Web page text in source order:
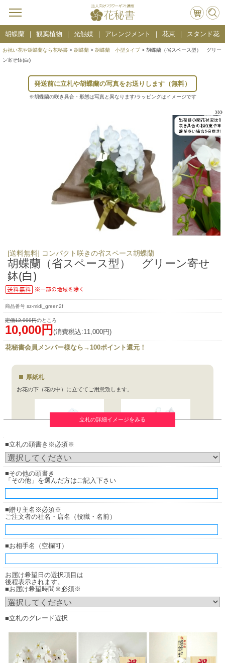
胡蝶蘭 観葉植物 光触媒 アレンジメント 花束 スタンド花
お祝い花や胡蝶蘭なら花秘書 > 胡蝶蘭 > 胡蝶蘭 小型タイプ> 胡蝶蘭（省スペース型） グリー
ン寄せ鉢(白)
発送前に立札や胡蝶蘭の写真をお送りします（無料）
※胡蝶蘭の咲き具合・形態は写真と異なります/ラッピングはイメージです
[送料無料] コンパクト咲きの省スペース胡蝶蘭
胡蝶蘭（省スペース型） グリーン寄せ
鉢(白)
sz-midi_green2f
定価12,000円のところ
10,000円 (消費税込:11,000円)
花秘書会員メンバー様なら→100ポイント還元！
厚紙札
お花の下（花の中）に立ててご用意致します。
（正面からみたイメージ）
（横からみたイメージ）
お花の下（花の中）に立ててご用意致します。
木調ボード
（正面からみたイメージ）
（横からみたイメージ）
立札の詳細イメージをみる
■立札の頭書き※必須※
■その他の頭書き
「その他」を選んだ方はご記入下さい
■贈り主名※必須※
ご注文者の社名・店名（役職・名前）
■お相手名（空欄可）
お届け希望日の選択項目は
後程表示されます。
■お届け希望時間※必須※
■立札のグレード選択